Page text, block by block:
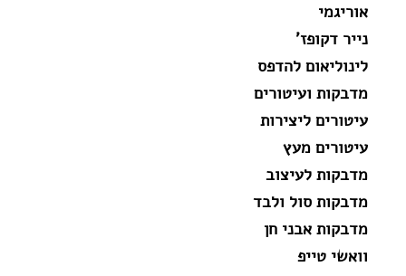
אוריגמי
נייר דקופז'
לינוליאום להדפס
מדבקות ועיטורים
עיטורים ליצירות
עיטורים מעץ
מדבקות לעיצוב
מדבקות סול ולבד
מדבקות אבני חן
וואשי טייפ